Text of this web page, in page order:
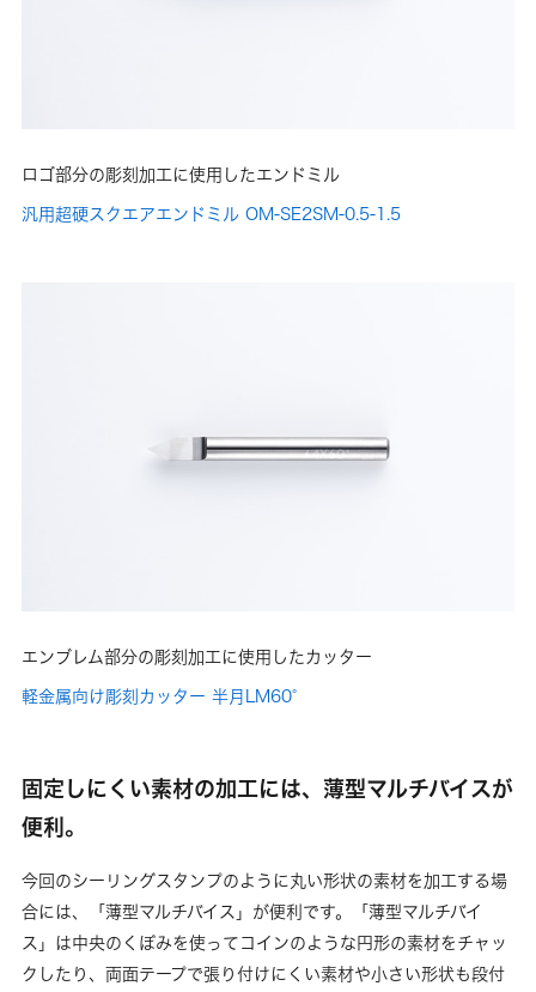
ロゴ部分の彫刻加工に使用したエンドミル
汎用超硬スクエアエンドミル OM-SE2SM-0.5-1.5
エンブレム部分の彫刻加工に使用したカッター
軽金属向け彫刻カッター 半月LM60°
固定しにくい素材の加工には、薄型マルチバイスが
便利。
今回のシーリングスタンプのように丸い形状の素材を加工する場
合には、「薄型マルチバイス」が便利です。「薄型マルチバイ
ス」は中央のくぼみを使ってコインのような円形の素材をチャッ
クしたり、両面テープで張り付けにくい素材や小さい形状も段付